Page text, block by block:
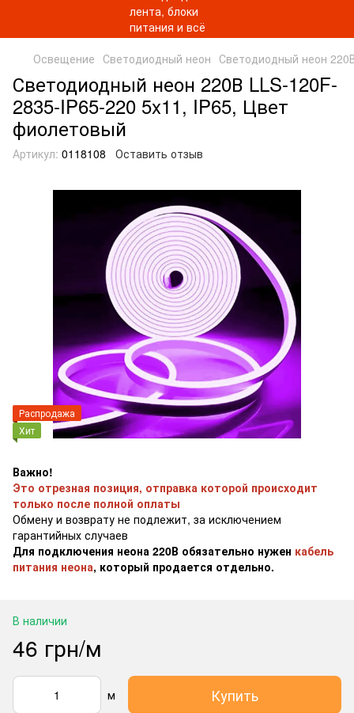
Освещение Светодиодный неон Светодиодный неон
Светодиодный неон 220В LLS-120F-
2835-IP65-220 5x11, IP65, Цвет
фиолетовый
Артикул: 0118108 Оставить отзыв
Распродажа
Хит
Важно!
Это отрезная позиция, отправка которой происходит
только после полной оплаты
Обмену и возврату не подлежит, за исключением
гарантийных случаев
Для подключения неона 220В обязательно нужен кабель
питания неона, который продается отдельно.
В наличии
46 грн/м
м Купить